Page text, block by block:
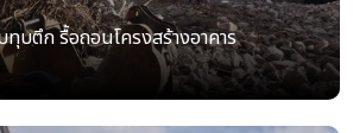
ทุบตึก รื้อถอนโครงสร้างอาคาร